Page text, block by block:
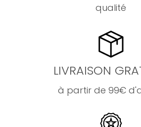
qualité
LIVRAISON
à partir de 99€